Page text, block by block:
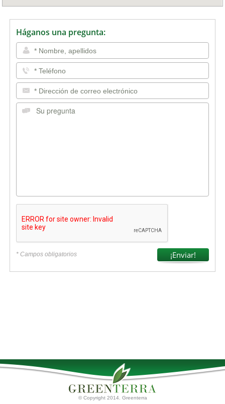
Háganos una pregunta:
* Campos obligatorios
© Copyright 2014. Greenterra